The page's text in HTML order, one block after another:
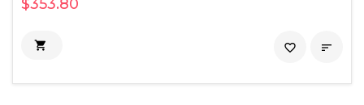
$353.80
 
favorite_border